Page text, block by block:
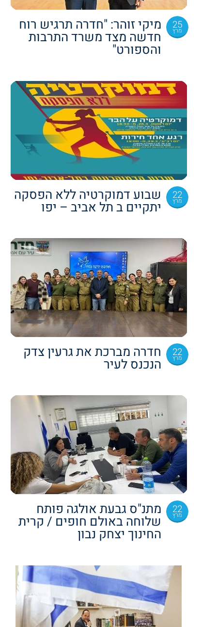
25
מרץ מיקי זוהר: "חדרה תרגיש רוח
חדשה מצד משרד התרבות
והספורט"
22
מרץ שבוע דמוקרטיה ללא הפסקה
יתקיים ב תל אביב – יפו
22
מרץ חדרה מברכת את גרעין צדק
הנכנס לעיר
22
מרץ מתנ"ס גבעת אולגה פותח
שלוחה באולם חופים / קרית
החינוך יצחק נבון